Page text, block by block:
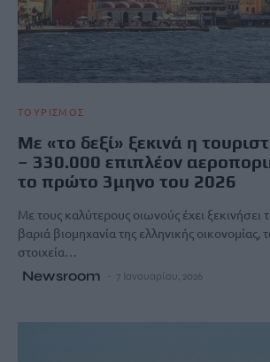
ΤΟΥΡΙΣΜΟΣ
Με «το δεξί» ξεκινά η
– 330.000 επιπλέον
το πρώτο 3μηνο του 2026
Με τους καλύτερους οιωνούς έχει ξεκινήσει
βαριά βιομηχανία της ελληνικής οικονομίας,
στοιχεία…
Newsroom 7 Ιανουαρίου, 2026